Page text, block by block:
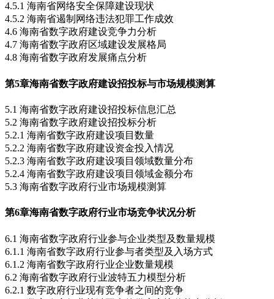
4.5.1 海南省网络安全保障建设现状
4.5.2 海南省遏制网络违法犯罪工作成效
4.6 海南省数字政府建设竞争力分析
4.7 海南省数字政府区域建设发展格局
4.8 海南省数字政府发展痛点分析
第5章海南省数字政府建设招投标与市场规模测算
5.1 海南省数字政府建设招投标信息汇总
5.2 海南省数字政府建设招投标分析
5.2.1 海南省数字政府建设项目数量
5.2.2 海南省数字政府建设资金投入情况
5.2.3 海南省数字政府建设项目领域数量分布
5.2.4 海南省数字政府建设项目领域金额分布
5.3 海南省数字政府行业市场规模测算
第6章海南省数字政府行业市场竞争状况分析
6.1 海南省数字政府行业参与企业类型及数量规模
6.1.1 海南省数字政府行业参与者类型及入场方式
6.1.2 海南省数字政府行业企业数量规模
6.2 海南省数字政府行业波特五力模型分析
6.2.1 数字政府行业现有竞争者之间的竞争